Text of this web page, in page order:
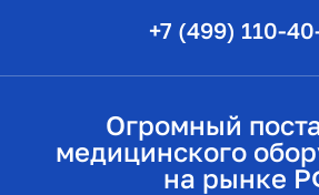
+7 (499) 110-
Огромный
медицинского
на рынке